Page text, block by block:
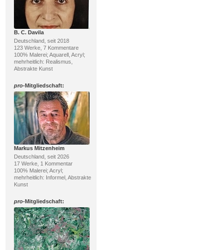
B. C. Davila
Deutschland, seit 2018
123 Werke, 7 Kommentare
100% Malerei; Aquarell, Acryl;
mehrheitlich: Realismus,
Abstrakte Kunst
pro-Mitgliedschaft:
Markus Mitzenheim
Deutschland, seit 2026
17 Werke, 1 Kommentar
100% Malerei; Acryl;
mehrheitlich: Informel, Abstrakte
Kunst
pro-Mitgliedschaft: